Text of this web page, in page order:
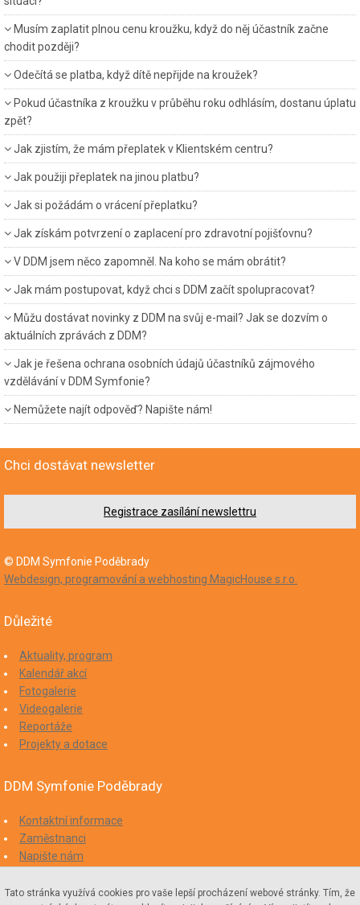
Musím zaplatit plnou cenu kroužku, když do něj účastník začne
chodit později?
Odečítá se platba, když dítě nepřijde na kroužek?
Pokud účastníka z kroužku v průběhu roku odhlásím, dostanu úplatu
zpět?
Jak zjistím, že mám přeplatek v Klientském centru?
Jak použiji přeplatek na jinou platbu?
Jak si požádám o vrácení přeplatku?
Jak získám potvrzení o zaplacení pro zdravotní pojišťovnu?
V DDM jsem něco zapomněl. Na koho se mám obrátit?
Jak mám postupovat, když chci s DDM začít spolupracovat?
Můžu dostávat novinky z DDM na svůj e-mail? Jak se dozvím o
aktuálních zprávách z DDM?
Jak je řešena ochrana osobních údajů účastníků zájmového
vzdělávání v DDM Symfonie?
Nemůžete najít odpověď? Napište nám!
Chci dostávat newsletter
Registrace zasílání newslettru
© DDM Symfonie Poděbrady
Webdesign, programování a webhosting MagicHouse s.r.o.
Důležité
Aktuality, program
Kalendář akcí
Fotogalerie
Videogalerie
Reportáže
Projekty a dotace
DDM Symfonie Poděbrady
Kontaktní informace
Zaměstnanci
Napište nám
Prohlášení přístupnosti
Tato stránka využívá cookies pro vaše lepší procházení webové stránky. Tím, že